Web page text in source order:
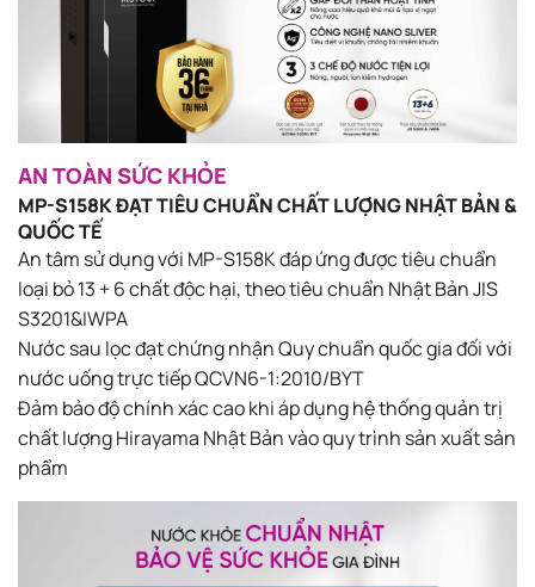
AN TOÀN SỨC KHỎE
MP-S158K ĐẠT TIÊU CHUẨN CHẤT LƯỢNG NHẬT BẢN &
QUỐC TẾ
An tâm sử dụng với MP-S158K đáp ứng được tiêu chuẩn
loại bỏ 13 + 6 chất độc hại, theo tiêu chuẩn Nhật Bản JIS
S3201&IWPA
Nước sau lọc đạt chứng nhận Quy chuẩn quốc gia đối với
nước uống trực tiếp QCVN6-1:2010/BYT
Đảm bảo độ chính xác cao khi áp dụng hệ thống quản trị
chất lượng Hirayama Nhật Bản vào quy trình sản xuất sản
phẩm